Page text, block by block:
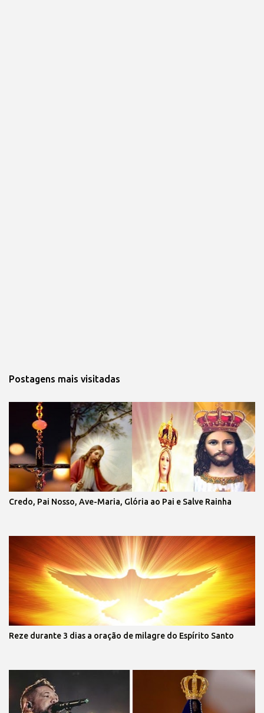
Postagens mais visitadas
Credo, Pai Nosso, Ave-Maria, Glória ao Pai e Salve Rainha
Reze durante 3 dias a oração de milagre do Espírito Santo